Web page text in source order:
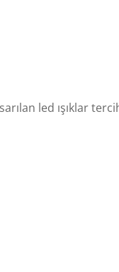
led ışıklar